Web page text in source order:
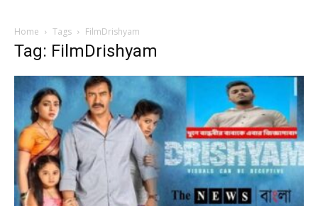
Home Tags FilmDrishyam
Tag: FilmDrishyam